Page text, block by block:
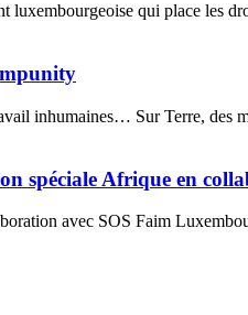
qui place les
inhumaines… Sur Terre, des
spéciale Afrique en
avec SOS Faim